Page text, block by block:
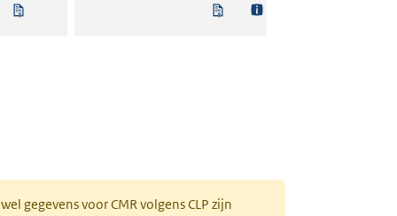
Niet beleidsmatig vastgesteld
gegevens voor CMR volgens CLP zijn